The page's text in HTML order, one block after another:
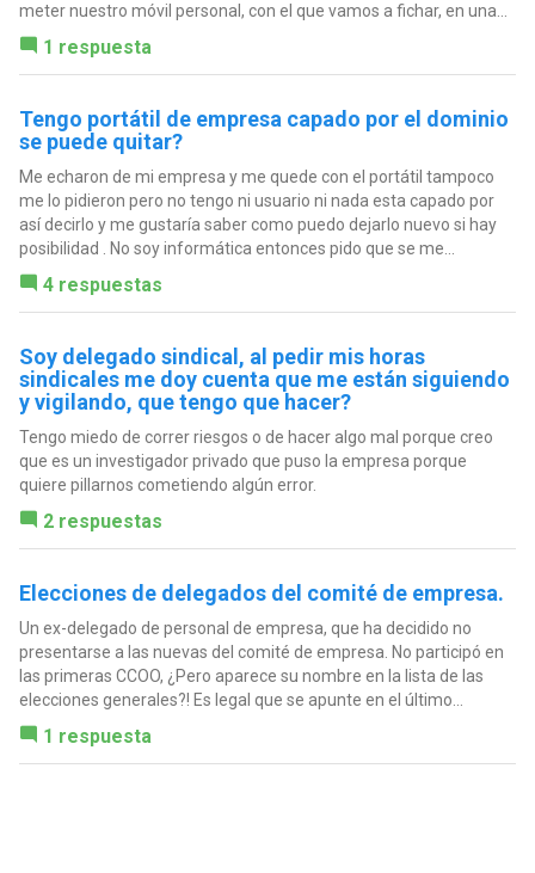
meter nuestro móvil personal, con el que vamos a fichar, en una...
1 respuesta
Tengo portátil de empresa capado por el dominio
se puede quitar?
Me echaron de mi empresa y me quede con el portátil tampoco
me lo pidieron pero no tengo ni usuario ni nada esta capado por
así decirlo y me gustaría saber como puedo dejarlo nuevo si hay
posibilidad . No soy informática entonces pido que se me...
4 respuestas
Soy delegado sindical, al pedir mis horas
sindicales me doy cuenta que me están siguiendo
y vigilando, que tengo que hacer?
Tengo miedo de correr riesgos o de hacer algo mal porque creo
que es un investigador privado que puso la empresa porque
quiere pillarnos cometiendo algún error.
2 respuestas
Elecciones de delegados del comité de empresa.
Un ex-delegado de personal de empresa, que ha decidido no
presentarse a las nuevas del comité de empresa. No participó en
las primeras CCOO, ¿Pero aparece su nombre en la lista de las
elecciones generales?! Es legal que se apunte en el último...
1 respuesta